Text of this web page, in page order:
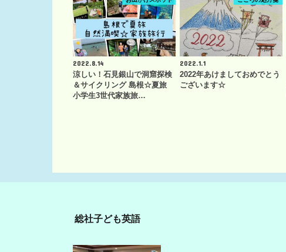
2022.8.14
涼しい！石見銀山で洞窟探検
＆サイクリング 島根☆夏旅
小学生3世代家族旅…
2022.1.1
2022年あけましておめでとう
ございます☆
総社子ども英語